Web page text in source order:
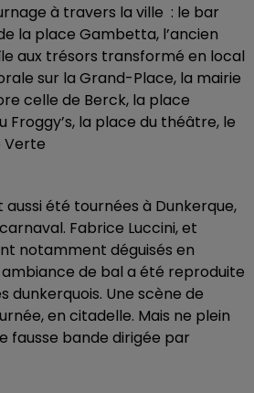
à travers la ville : le bar
la place Gambetta, l’ancien
aux trésors transformé en local
sur la Grand-Place, la mairie
celle de Berck, la place
la place du théâtre, le
Verte
aussi été tournées à Dunkerque,
Fabrice Luccini, et
notamment déguisés en
de bal a été reproduite
dunkerquois. Une scène de
en citadelle. Mais ne plein
fausse bande dirigée par